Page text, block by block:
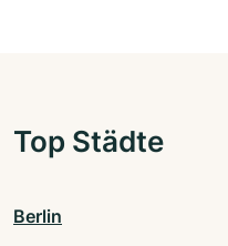
Top Städte
Berlin